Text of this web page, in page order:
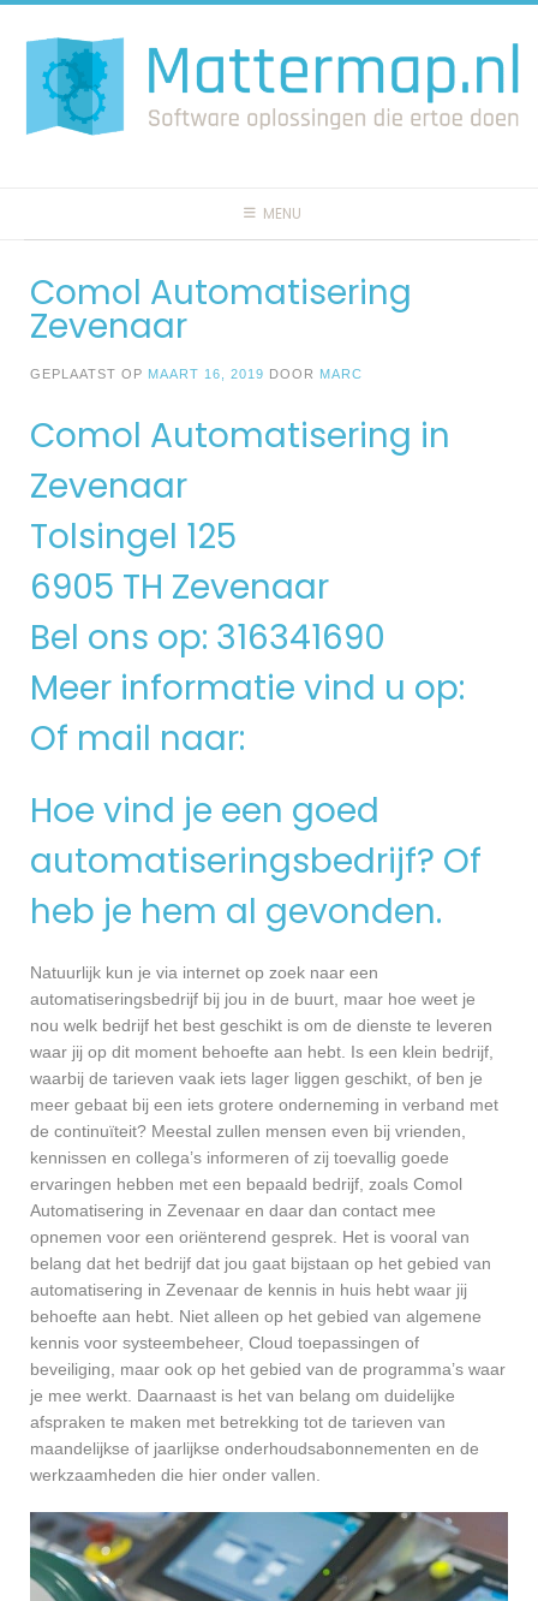
naar
inhoud
MENU
Comol Automatisering
Zevenaar
GEPLAATST OP MAART 16, 2019 DOOR MARC
Comol Automatisering in
Zevenaar
Tolsingel 125
6905 TH Zevenaar
Bel ons op: 316341690
Meer informatie vind u op:
Of mail naar:
Hoe vind je een goed
automatiseringsbedrijf? Of
heb je hem al gevonden.
Natuurlijk kun je via internet op zoek naar een
automatiseringsbedrijf bij jou in de buurt, maar hoe weet je
nou welk bedrijf het best geschikt is om de dienste te leveren
waar jij op dit moment behoefte aan hebt. Is een klein bedrijf,
waarbij de tarieven vaak iets lager liggen geschikt, of ben je
meer gebaat bij een iets grotere onderneming in verband met
de continuïteit? Meestal zullen mensen even bij vrienden,
kennissen en collega’s informeren of zij toevallig goede
ervaringen hebben met een bepaald bedrijf, zoals Comol
Automatisering in Zevenaar en daar dan contact mee
opnemen voor een oriënterend gesprek. Het is vooral van
belang dat het bedrijf dat jou gaat bijstaan op het gebied van
automatisering in Zevenaar de kennis in huis hebt waar jij
behoefte aan hebt. Niet alleen op het gebied van algemene
kennis voor systeembeheer, Cloud toepassingen of
beveiliging, maar ook op het gebied van de programma’s waar
je mee werkt. Daarnaast is het van belang om duidelijke
afspraken te maken met betrekking tot de tarieven van
maandelijkse of jaarlijkse onderhoudsabonnementen en de
werkzaamheden die hier onder vallen.